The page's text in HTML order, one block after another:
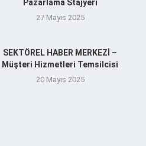
Pazarlama Stajyeri
27 Mayıs 2025
SEKTÖREL HABER MERKEZİ –
Müşteri Hizmetleri Temsilcisi
20 Mayıs 2025